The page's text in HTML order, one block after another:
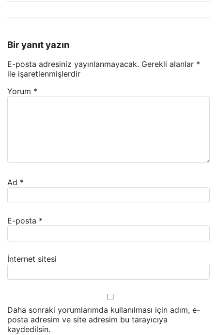
Bir yanıt yazın
E-posta adresiniz yayınlanmayacak. Gerekli alanlar *
ile işaretlenmişlerdir
Yorum *
Ad *
E-posta *
İnternet sitesi
Daha sonraki yorumlarımda kullanılması için adım, e-
posta adresim ve site adresim bu tarayıcıya
kaydedilsin.